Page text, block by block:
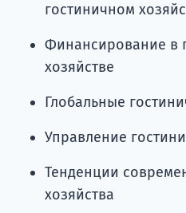
гостиничном
Финансирование в
хозяйстве
Глобальные
Управление
Тенденции
хозяйства